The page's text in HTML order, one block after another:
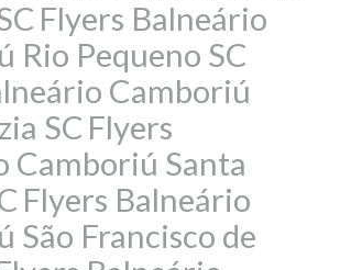
Flyers Balneário
Rio Pequeno SC
Camboriú
SC Flyers
Camboriú Santa
Flyers Balneário
São Francisco de